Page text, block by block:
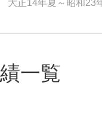
大正14年夏～昭和23
一覧